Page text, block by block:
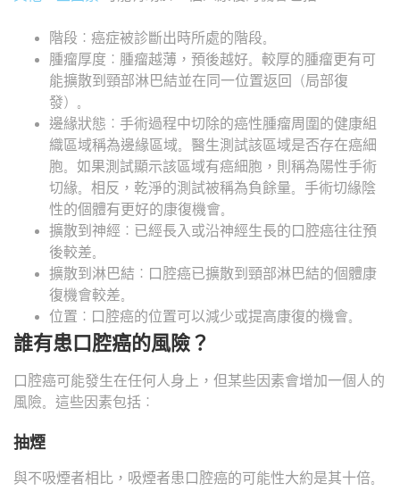
階段：癌症被診斷出時所處的階段。
腫瘤厚度：腫瘤越薄，預後越好。較厚的腫瘤更有可
能擴散到頸部淋巴結並在同一位置返回（局部復
發）。
邊緣狀態：手術過程中切除的癌性腫瘤周圍的健康組
織區域稱為邊緣區域。醫生測試該區域是否存在癌細
胞。如果測試顯示該區域有癌細胞，則稱為陽性手術
切緣。相反，乾淨的測試被稱為負餘量。手術切緣陰
性的個體有更好的康復機會。
擴散到神經：已經長入或沿神經生長的口腔癌往往預
後較差。
擴散到淋巴結：口腔癌已擴散到頸部淋巴結的個體康
復機會較差。
位置：口腔癌的位置可以減少或提高康復的機會。
誰有患口腔癌的風險？
口腔癌可能發生在任何人身上，但某些因素會增加一個人的
風險。這些因素包括：
抽煙
與不吸煙者相比，吸煙者患口腔癌的可能性大約是其十倍。